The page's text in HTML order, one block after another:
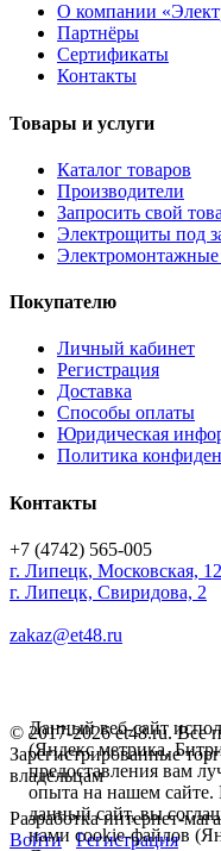
О компании
Партнёры
Сертификаты
Контакты
Товары и услуги
Каталог товаров
Производители
Запросить свой
Электрощиты под
Покупателю
Личный кабинет
Регистрация
Доставка
Способы оплаты
Юридическая
Политика
Контакты
+7 (4742) 565-005
г. Липецк, Московская,
г. Липецк, Свиридова, 2
zakaz@et48.ru
© 2017-2026 et48.ru. Все
Зарегистрированные
владельцам
Разработка интернет-
Войти
Регистрация
Данный веб-сайт
(Яндекс метрика,
предоставления вам
опыта на нашем сайте.
данный сайт, вы
нами cookie-файлов